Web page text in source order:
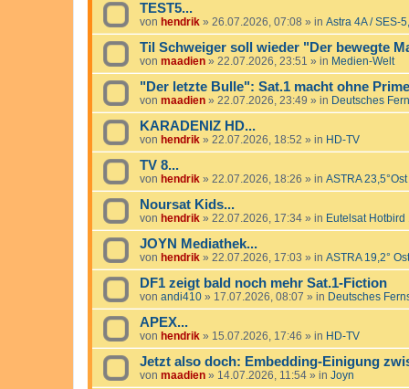
TEST5...
von hendrik » 26.07.2026, 07:08 » in Astra 4A / SES-
Til Schweiger soll wieder "Der bewegte
von maadien » 22.07.2026, 23:51 » in Medien-Welt
"Der letzte Bulle": Sat.1 macht ohne
von maadien » 22.07.2026, 23:49 » in Deutsches
KARADENIZ HD...
von hendrik » 22.07.2026, 18:52 » in HD-TV
TV 8...
von hendrik » 22.07.2026, 18:26 » in ASTRA 23,5°Ost
Noursat Kids...
von hendrik » 22.07.2026, 17:34 » in Eutelsat Hotbird
JOYN Mediathek...
von hendrik » 22.07.2026, 17:03 » in ASTRA 19,2° Ost
DF1 zeigt bald noch mehr Sat.1-Fiction
von andi410 » 17.07.2026, 08:07 » in Deutsches
APEX...
von hendrik » 15.07.2026, 17:46 » in HD-TV
Jetzt also doch: Embedding-Einigung
von maadien » 14.07.2026, 11:54 » in Joyn